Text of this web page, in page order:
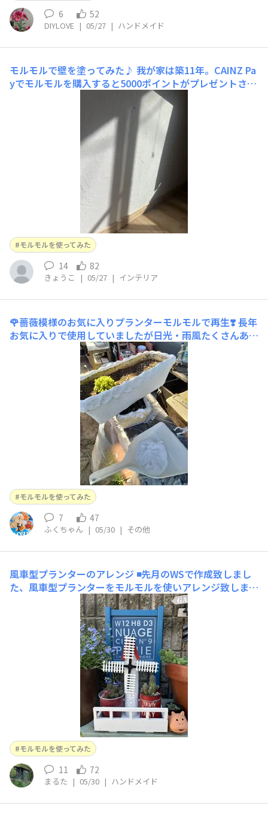
6 52
DIYLOVE | 05/27 | ハンドメイド
モルモルで壁を塗ってみた♪ 我が家は築11年。CAINZ Pa
yでモルモルを購入すると5000ポイントがプレゼントされ
るというキャンペーン中ということで、手で塗る塗料「モ
ルモル」でリビングの壁を塗ってみることにしました。塗
る前にニッペさんのYouTubeで塗り方を予習して、当日
は夫が養生を担当、私が塗り担当で役割分担もバッチリ
モルモルを使ってみた
14 82
きょうこ | 05/27 | インテリア
🌹薔薇模様のお気に入りプランターモルモルで再生❣️長年
お気に入りで使用していましたが日光・雨風たくさんあた
る所が風化したり穴❍あいたりボロボロ使えなく成る前に
モルモル体験してモルモル購入して良かったなぁ…なんか
とっても素敵に再生しました…セダムやお花植えたり小物
アレンジしてまたお庭デビュー楽しみです💕大きなモルモ
ルバケツ🪣から適量出してプラスチック
モルモルを使ってみた
7 47
ふくちゃん | 05/30 | その他
風車型プランターのアレンジ ◾️先月のWSで作成致しまし
た、風車型プランターをモルモルを使いアレンジ致しまし
た。①先月の作品②アレンジ作品先月のWSの帰りに、端
材コーナーで販売されてました、下記の品に目が入り二個
購入し現状の板をオランダ風車型のアレンジを浮かび作成
に至りました。③アレンジ内容モルモルの無料体験の結
モルモルを使ってみた
11 72
まるた | 05/30 | ハンドメイド